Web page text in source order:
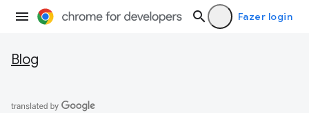
Fazer login
Blog